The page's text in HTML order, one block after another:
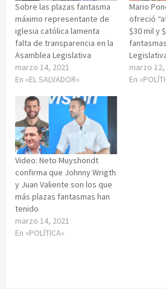
Sobre las plazas fantasma
máximo representante de
iglesia católica lamenta
falta de transparencia en la
Asamblea Legislativa
marzo 14, 2021
En «EL SALVADOR»
Mario
ofreció
$30 mil y
marzo 12,
En
Video: Neto Muyshondt
confirma que Johnny Wrigth
y Juan Valiente son los que
más plazas fantasmas han
tenido
marzo 14, 2021
En «POLÍTICA»